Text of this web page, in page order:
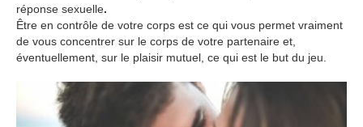
réponse sexuelle.
Être en contrôle de votre corps est ce qui vous permet vraiment
de vous concentrer sur le corps de votre partenaire et,
éventuellement, sur le plaisir mutuel, ce qui est le but du jeu.